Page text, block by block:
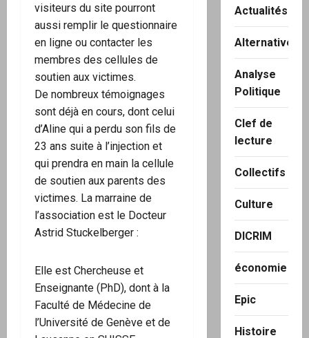
visiteurs du site pourront
aussi remplir le questionnaire
en ligne ou contacter les
membres des cellules de
soutien aux victimes.
De nombreux témoignages
sont déjà en cours, dont celui
d’Aline qui a perdu son fils de
23 ans suite à l’injection et
qui prendra en main la cellule
de soutien aux parents des
victimes. La marraine de
l’association est le Docteur
Astrid Stuckelberger :
Elle est Chercheuse et
Enseignante (PhD), dont à la
Faculté de Médecine de
l’Université de Genève et de
Actualités
Alternatives
Analyse
Politique
Clef de
lecture
Collectifs
Culture
DICRIM
économie
Epic
Histoire